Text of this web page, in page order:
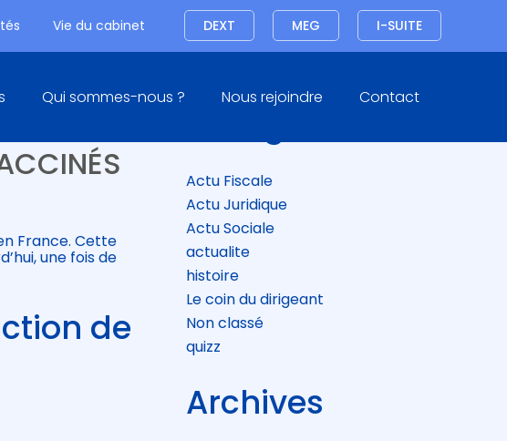
Vie du cabinet Connexion I-SUITE
MEG
DEXT
Qui sommes-nous ? Nous rejoindre Contact
DE
France. Cette
une fois de
de
Blog
Actu Fiscale
Actu Juridique
Actu Sociale
actualite
histoire
Le coin du dirigeant
Non classé
quizz
Archives